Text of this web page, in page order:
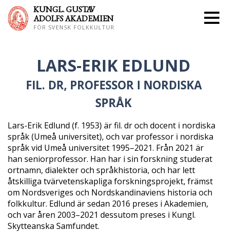
KUNGL. GUSTAV
ADOLFS AKADEMIEN
FÖR SVENSK FOLKKULTUR
LARS-ERIK EDLUND
FIL. DR, PROFESSOR I NORDISKA
SPRÅK
Lars-Erik Edlund (f. 1953) är fil. dr och docent i nordiska
språk (Umeå universitet), och var professor i nordiska
språk vid Umeå universitet 1995–2021. Från 2021 är
han seniorprofessor. Han har i sin forskning studerat
ortnamn, dialekter och språkhistoria, och har lett
åtskilliga tvärvetenskapliga forskningsprojekt, främst
om Nordsveriges och Nordskandinaviens historia och
folkkultur. Edlund är sedan 2016 preses i Akademien,
och var åren 2003–2021 dessutom preses i Kungl.
Skytteanska Samfundet.